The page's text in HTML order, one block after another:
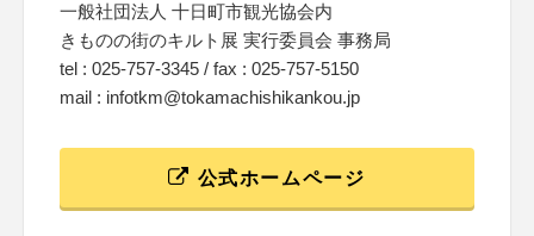
一般社団法人 十日町市観光協会内
きものの街のキルト展 実行委員会 事務局
tel : 025-757-3345 / fax : 025-757-5150
mail : infotkm@tokamachishikankou.jp
公式ホームページ